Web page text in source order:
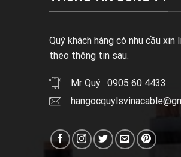
Quý khách hàng có nhu cầu xin
theo thông tin sau.
Mr Quý : 0905 60 4433